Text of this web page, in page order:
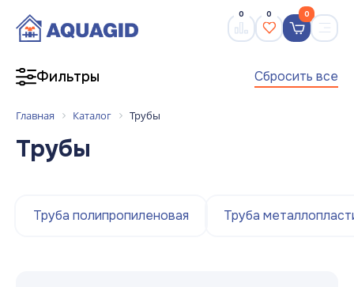
0 0 0
Фильтры Сбросить все
Главная Каталог Трубы
Трубы
Труба полипропиленовая Труба